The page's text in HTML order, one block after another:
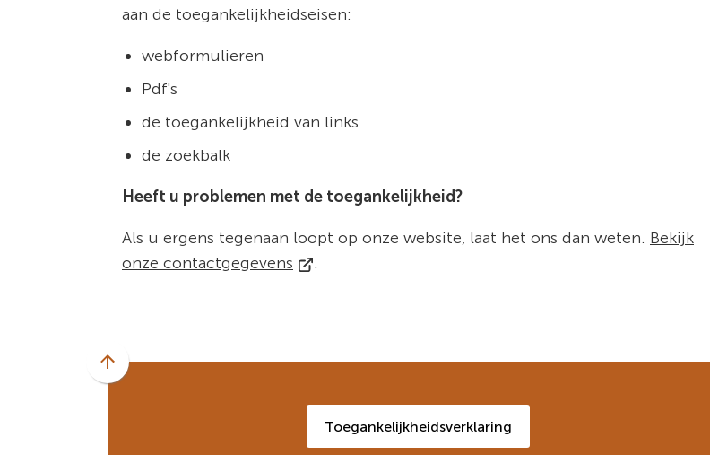
aan de toegankelijkheidseisen:
webformulieren
Pdf's
de toegankelijkheid van links
de zoekbalk
Heeft u problemen met de toegankelijkheid?
Als u ergens tegenaan loopt op onze website, laat het ons dan weten. Bekijk
onze contactgegevens (Verwijst
website)
.
Scroll
Toegankelijkheidsverklaring